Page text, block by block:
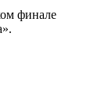
финале